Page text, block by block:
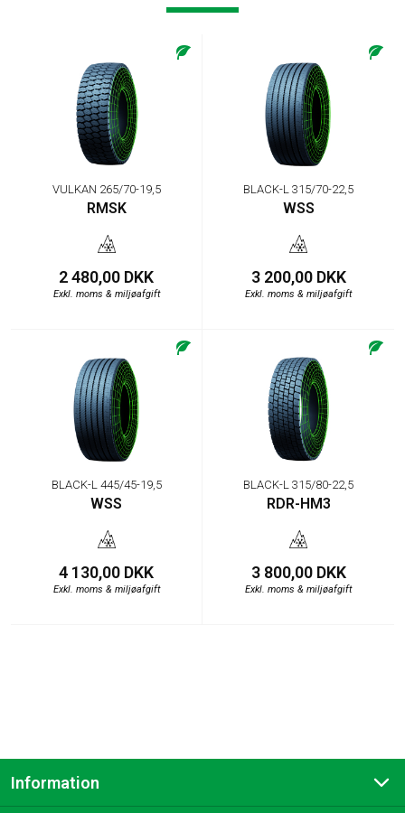
VULKAN 265/70-19,5
RMSK
2 480,00 DKK
Exkl. moms & miljøafgift
BLACK-L 315/70-22,5
WSS
3 200,00 DKK
Exkl. moms & miljøafgift
BLACK-L 445/45-19,5
WSS
4 130,00 DKK
Exkl. moms & miljøafgift
BLACK-L 315/80-22,5
RDR-HM3
3 800,00 DKK
Exkl. moms & miljøafgift
Information